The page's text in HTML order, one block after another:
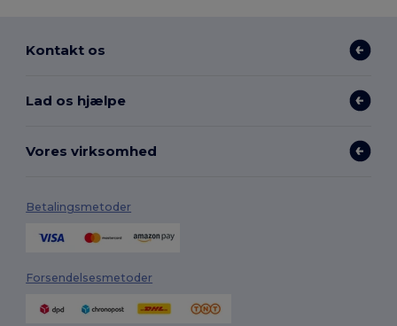
Kontakt os
Lad os hjælpe
Vores virksomhed
Betalingsmetoder
Forsendelsesmetoder